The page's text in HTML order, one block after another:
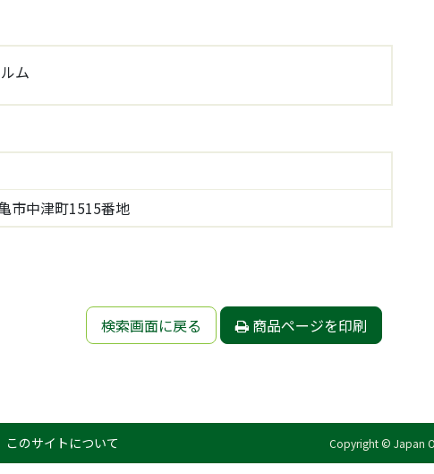
ム
市中津町1515番地
検索画面に戻る 商品ページを印刷
このサイトについて Copyright © Japan